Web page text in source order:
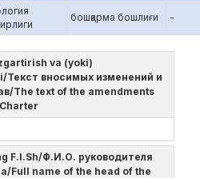
бошқарма бошлиғи -
va (yoki)
Текст вносимых изменений и
The text of the amendments
F.I.Sh/Ф.И.О. руководителя
Full name of the head of the